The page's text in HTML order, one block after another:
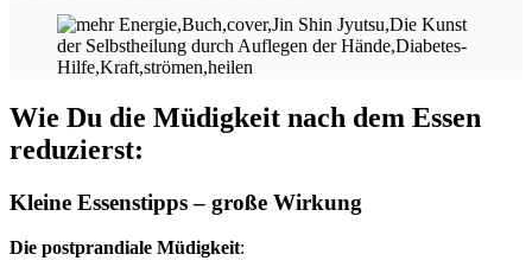
Wie Du die Müdigkeit nach dem Essen
reduzierst:
Kleine Essenstipps – große Wirkung
Die postprandiale Müdigkeit: